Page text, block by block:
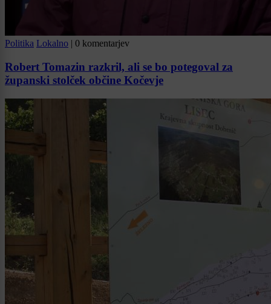
Politika Lokalno | 0 komentarjev
Robert Tomazin razkril, ali se bo potegoval za
županski stolček občine Kočevje